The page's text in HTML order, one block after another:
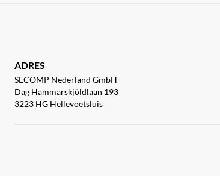
ADRES
SECOMP Nederland GmbH
Dag Hammarskjöldlaan 193
3223 HG Hellevoetsluis